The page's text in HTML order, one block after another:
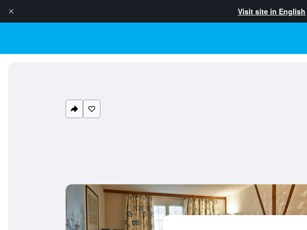
Visit site in English